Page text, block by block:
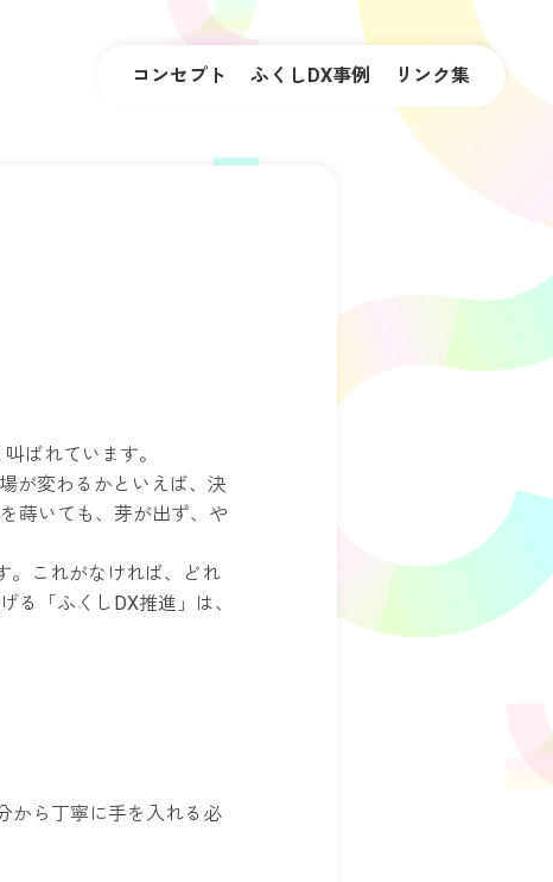
コンセプト ふくしDX事例 リンク集
ばれています。
が変わるかといえば、決
蒔いても、芽が出ず、や
。これがなければ、どれ
る「ふくしDX推進」は、
から丁寧に手を入れる必